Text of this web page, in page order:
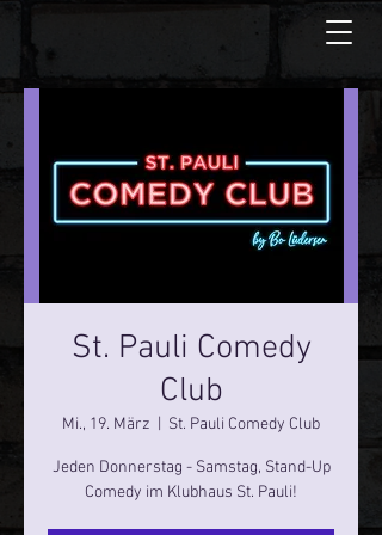
St. Pauli Comedy
Club
Mi., 19. März St. Pauli Comedy Club
Jeden Donnerstag - Samstag, Stand-Up
Comedy im Klubhaus St. Pauli!